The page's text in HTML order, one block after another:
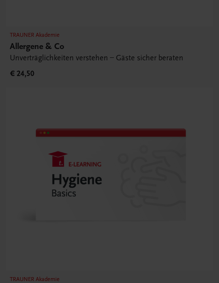
TRAUNER Akademie
Allergene & Co
Unverträglichkeiten verstehen – Gäste sicher beraten
€ 24,50
TRAUNER Akademie